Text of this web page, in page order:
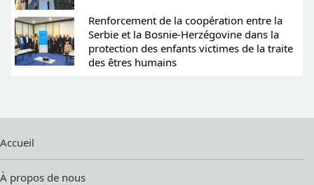
Renforcement de la coopération entre la
Serbie et la Bosnie-Herzégovine dans la
protection des enfants victimes de la traite
des êtres humains
Accueil
À propos de nous